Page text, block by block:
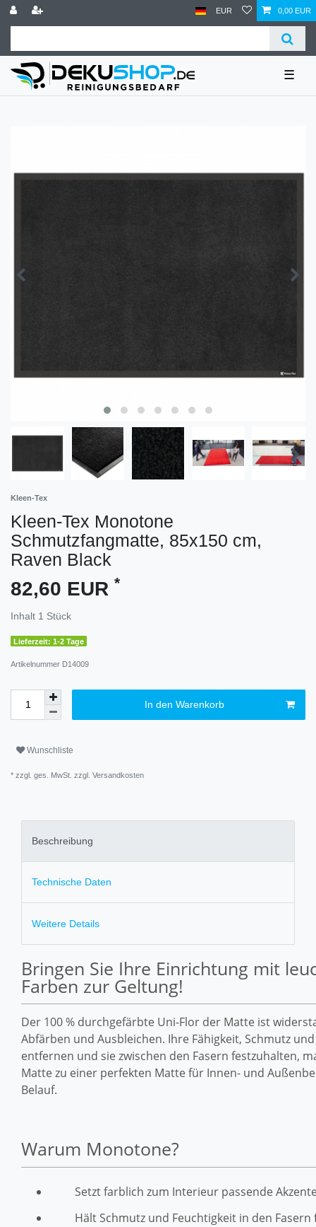
EUR 0,00 EUR
☰
Kleen-Tex
Kleen-Tex Monotone
Schmutzfangmatte, 85x150 cm,
Raven Black
82,60 EUR *
Inhalt 1 Stück
Lieferzeit: 1-2 Tage
Artikelnummer D14009
In den Warenkorb
Wunschliste
* zzgl. ges. MwSt. zzgl. Versandkosten
Beschreibung
Technische Daten
Weitere Details
Bringen Sie Ihre Einrichtung mit
Farben zur Geltung!
Der 100 % durchgefärbte Uni-Flor der Matte ist
Abfärben und Ausbleichen. Ihre Fähigkeit, Schmutz
entfernen und sie zwischen den Fasern festzuhalten,
Matte zu einer perfekten Matte für Innen- und
Belauf.
Warum Monotone?
Setzt farblich zum Interieur passende
Hält Schmutz und Feuchtigkeit in den Fasern